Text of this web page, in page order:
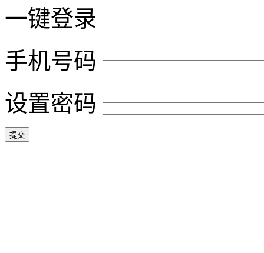
一键登录
手机号码
设置密码